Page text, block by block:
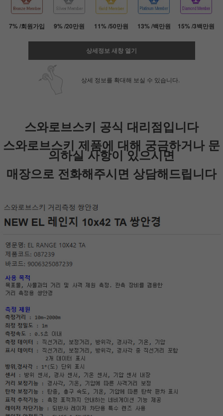
페이코 ID로 페
7% /회원가입 9% /20만원 11% /50만원 13% /백만원 15% /3백만원
상세정보 새창 열기
상세 정보를 확대해 보실 수 있습니다.
스와로브스키 공식 대리점입니다
스와로브스키 제품에 대해 궁금하거나 문
의하실 사항이 있으시면
매장으로 전화해주시면 상담해드립니다